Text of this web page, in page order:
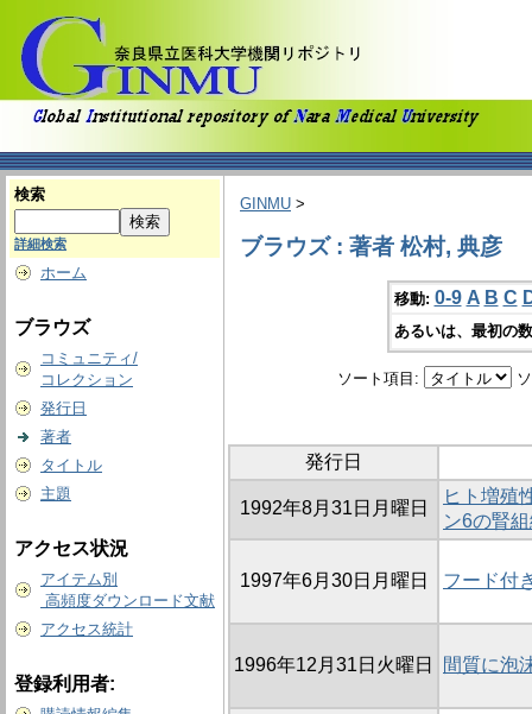
検索
詳細検索
ホーム
ブラウズ
コミュニティ/
コレクション
発行日
著者
タイトル
主題
アクセス状況
アイテム別
高頻度ダウンロード文献
アクセス統計
登録利用者:
GINMU >
ブラウズ : 著者 松村, 典彦
移動: 0-9 A B C
あるいは、最初の
ソート項目:
発行日
1992年8月31日月曜日
ヒト増殖
ン6の腎
1997年6月30日月曜日 フード付
1996年12月31日火曜日 間質に泡